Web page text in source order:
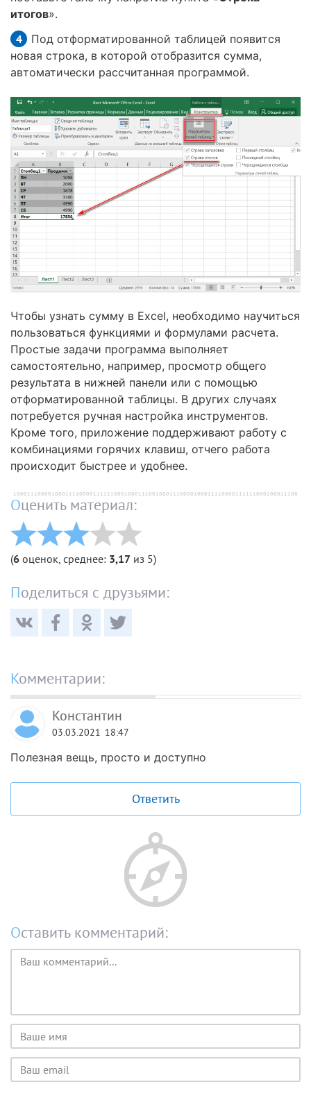
итогов».
Под отформатированной таблицей появится
новая строка, в которой отобразится сумма,
автоматически рассчитанная программой.
Чтобы узнать сумму в Excel, необходимо научиться
пользоваться функциями и формулами расчета.
Простые задачи программа выполняет
самостоятельно, например, просмотр общего
результата в нижней панели или с помощью
отформатированной таблицы. В других случаях
потребуется ручная настройка инструментов.
Кроме того, приложение поддерживают работу с
комбинациями горячих клавиш, отчего работа
происходит быстрее и удобнее.
Оценить материал:
(6 оценок, среднее: 3,17 из 5)
Поделиться с друзьями:
Комментарии:
Константин
03.03.2021 18:47
Полезная вещь, просто и доступно
Ответить
Оставить комментарий:
Текст
комментария
Имя
пользователя
Email
пользователя